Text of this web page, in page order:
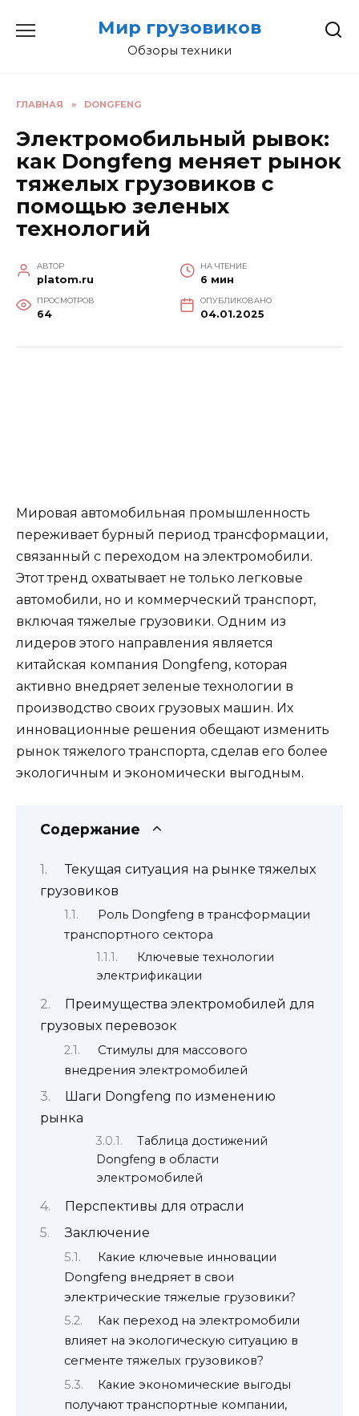
Мир грузовиков
Обзоры техники
ГЛАВНАЯ » DONGFENG
Электромобильный рывок:
как Dongfeng меняет рынок
тяжелых грузовиков с
помощью зеленых
технологий
АВТОР
platom.ru
НА ЧТЕНИЕ
6 мин
ПРОСМОТРОВ
64
ОПУБЛИКОВАНО
04.01.2025
Мировая автомобильная промышленность
переживает бурный период трансформации,
связанный с переходом на электромобили.
Этот тренд охватывает не только легковые
автомобили, но и коммерческий транспорт,
включая тяжелые грузовики. Одним из
лидеров этого направления является
китайская компания Dongfeng, которая
активно внедряет зеленые технологии в
производство своих грузовых машин. Их
инновационные решения обещают изменить
рынок тяжелого транспорта, сделав его более
экологичным и экономически выгодным.
Содержание
Текущая ситуация на рынке тяжелых
грузовиков
Роль Dongfeng в трансформации
транспортного сектора
Ключевые технологии
электрификации
Преимущества электромобилей для
грузовых перевозок
Стимулы для массового
внедрения электромобилей
Шаги Dongfeng по изменению
рынка
Таблица достижений
Dongfeng в области
электромобилей
Перспективы для отрасли
Заключение
Какие ключевые инновации
Dongfeng внедряет в свои
электрические тяжелые грузовики?
Как переход на электромобили
влияет на экологическую ситуацию в
сегменте тяжелых грузовиков?
Какие экономические выгоды
получают транспортные компании,